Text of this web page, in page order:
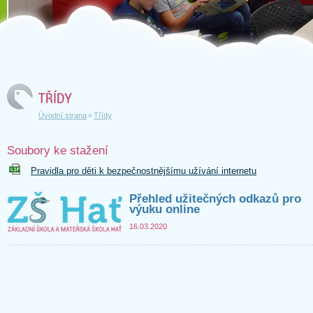
Úvodní­ strana»Třídy
Soubory ke stažení
Pravidla pro děti k bezpečnostnějšímu užívání internetu
Přehled užitečných odkazů pro
výuku online
16.03.2020